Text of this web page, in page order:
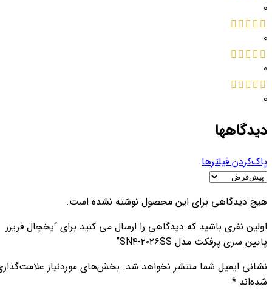
0
0
0
0
دیدگاهها
پاک‌کردن فیلترها
هیچ دیدگاهی برای این محصول نوشته نشده است.
اولین نفری باشید که دیدگاهی را ارسال می کنید برای “یخچال فریزر
پایین سری پرفکت مدل SN۴-۲۰۲۶SS”
نشانی ایمیل شما منتشر نخواهد شد. بخش‌های موردنیاز
شده‌اند *